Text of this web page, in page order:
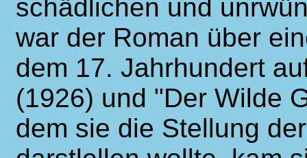
schädlichen und
war der Roman über
dem 17. Jahrhundert
(1926) und "Der Wilde
dem sie die Stellung